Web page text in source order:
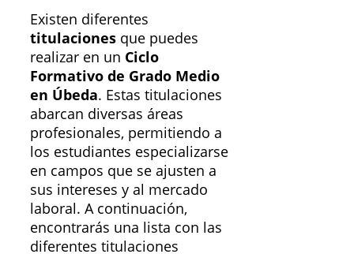
Existen diferentes
titulaciones que puedes
realizar en un Ciclo
Formativo de Grado Medio
en Úbeda. Estas titulaciones
abarcan diversas áreas
profesionales, permitiendo a
los estudiantes especializarse
en campos que se ajusten a
sus intereses y al mercado
laboral. A continuación,
encontrarás una lista con las
diferentes titulaciones